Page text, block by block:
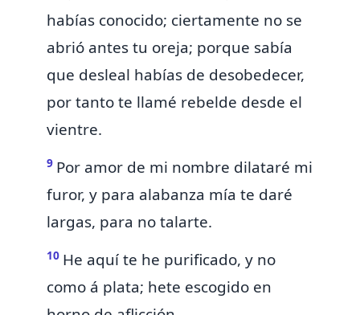
habías conocido; ciertamente no se
abrió antes tu oreja; porque sabía
que desleal habías de desobedecer,
por tanto te llamé rebelde desde el
vientre.
9 Por amor de mi nombre dilataré mi
furor, y para alabanza mía te daré
largas, para no talarte.
10 He aquíte he purificado, y no
como á plata; hete escogido en